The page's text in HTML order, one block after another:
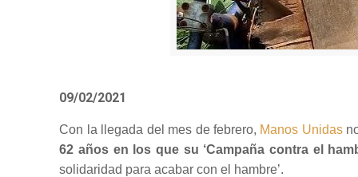
09/02/2021
Con la llegada del mes de febrero, Manos Unidas
62 años en los que su ‘Campaña contra el
solidaridad para acabar con el hambre’.